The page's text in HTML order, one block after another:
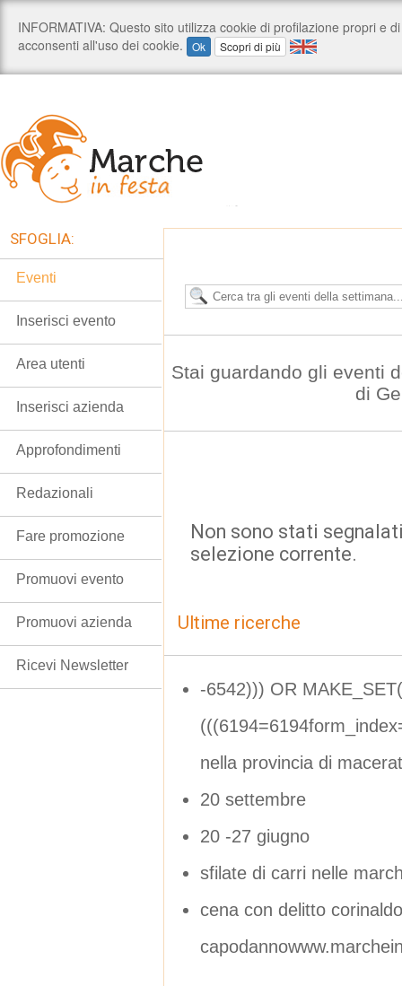
Stai guardando gli eventi
di
Non sono stati
selezione corrente.
Ultime ricerche
-6542))) OR
nella provincia di
20 settembre
20 -27 giugno
sfilate di carri nelle
cena con delitto corinaldo
SFOGLIA:
Eventi
Inserisci evento
Area utenti
Inserisci azienda
Approfondimenti
Redazionali
Fare promozione
Promuovi evento
Promuovi azienda
Ricevi Newsletter